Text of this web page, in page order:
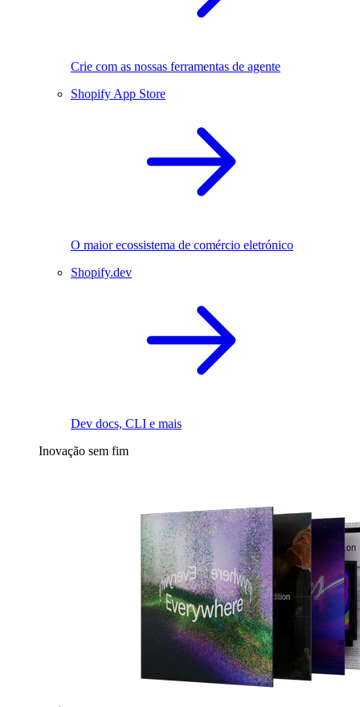
Crie com as nossas ferramentas de agente
Shopify App Store
O maior ecossistema de comércio eletrónico
Shopify.dev
Dev docs, CLI e mais
Inovação sem fim